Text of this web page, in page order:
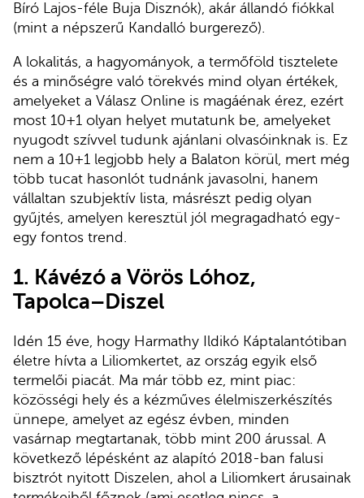
Bíró Lajos-féle Buja Disznók), akár állandó fiókkal
(mint a népszerű Kandalló burgerező).
A lokalitás, a hagyományok, a termőföld tisztelete
és a minőségre való törekvés mind olyan értékek,
amelyeket a Válasz Online is magáénak érez, ezért
most 10+1 olyan helyet mutatunk be, amelyeket
nyugodt szívvel tudunk ajánlani olvasóinknak is. Ez
nem a 10+1 legjobb hely a Balaton körül, mert még
több tucat hasonlót tudnánk javasolni, hanem
vállaltan szubjektív lista, másrészt pedig olyan
gyűjtés, amelyen keresztül jól megragadható egy-
egy fontos trend.
1. Kávézó a Vörös Lóhoz,
Tapolca–Diszel
Idén 15 éve, hogy Harmathy Ildikó Káptalantótiban
életre hívta a Liliomkertet, az ország egyik első
termelői piacát. Ma már több ez, mint piac:
közösségi hely és a kézműves élelmiszerkészítés
ünnepe, amelyet az egész évben, minden
vasárnap megtartanak, több mint 200 árussal. A
következő lépésként az alapító 2018-ban falusi
bisztrót nyitott Diszelen, ahol a Liliomkert árusainak